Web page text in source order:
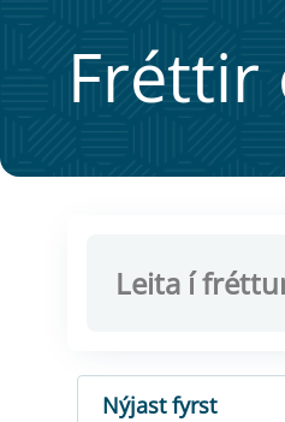
Frétt­ir
RÖÐUN